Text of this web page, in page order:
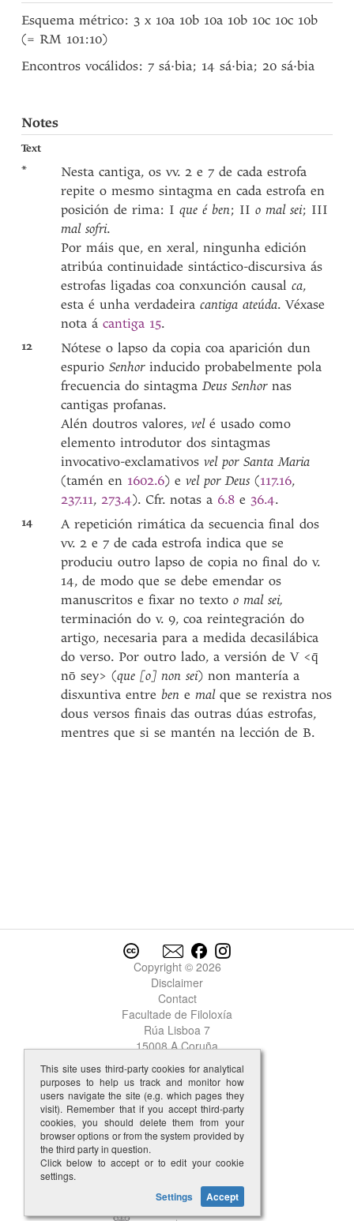
Esquema métrico: 3 x 10a 10b 10a 10b 10c 10c 10b
(= RM 101:10)
Encontros vocálidos: 7 sá·bia; 14 sá·bia; 20 sá·bia
Notes
Text
*
Nesta cantiga, os vv. 2 e 7 de cada estrofa
repite o mesmo sintagma en cada estrofa en
posición de rima: Ique é ben; IIo mal sei; III
mal sofri.
Por máis que, en xeral, ningunha edición
atribúa continuidade sintáctico-discursiva ás
estrofas ligadas coa conxunción causalca,
esta é unha verdadeiracantiga ateúda. Véxase
nota ácantiga 15.
12
Nótese o lapso da copia coa aparición dun
espurioSenhorinducido probabelmente pola
frecuencia do sintagmaDeus Senhornas
cantigas profanas.
Alén doutros valores,velé usado como
elemento introdutor dos sintagmas
invocativo-exclamativosvel por Santa Maria
(tamén en 1602.6) evel por Deus (117.16,
237.11, 273.4). Cfr. notas a 6.8 e 36.4.
14
A repetición rimática da secuencia final dos
vv. 2 e 7 de cada estrofa indica que se
produciu outro lapso de copia no final do v.
14, de modo que se debe emendar os
manuscritos e fixar no textoo mal sei,
terminación do v. 9, coa reintegración do
artigo, necesaria para a medida decasilábica
do verso. Por outro lado, a versión de V <q̄
nō sey> (que [o] non sei) non mantería a
disxuntiva entreben emalque se rexistra nos
dous versos finais das outras dúas estrofas,
mentres que si se mantén na lección de B.
Copyright © 2026
Disclaimer
Contact
Facultade de Filoloxía
Rúa Lisboa 7
15008 A Coruña
This site uses third-party cookies for analytical
purposes to help us track and monitor how
users navigate the site (e.g. which pages they
visit). Remember that if you accept third-party
cookies, you should delete them from your
browser options or from the system provided by
the third party in question.
Click below to accept or to edit your cookie
settings.
Settings Accept